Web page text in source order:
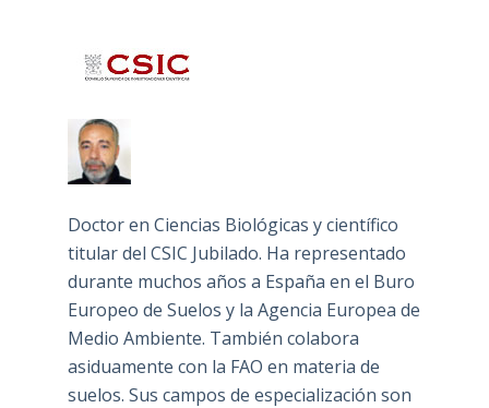
Doctor en Ciencias Biológicas y científico
titular del CSIC Jubilado. Ha representado
durante muchos años a España en el Buro
Europeo de Suelos y la Agencia Europea de
Medio Ambiente. También colabora
asiduamente con la FAO en materia de
suelos. Sus campos de especialización son